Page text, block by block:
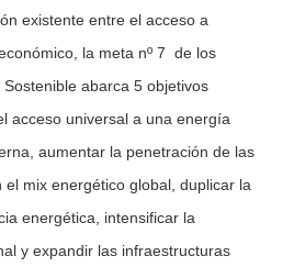
existente entre el acceso a
la meta nº 7 de los
abarca 5 objetivos
acceso universal a una energía
aumentar la penetración de las
mix energético global, duplicar la
energética, intensificar la
y expandir las infraestructuras